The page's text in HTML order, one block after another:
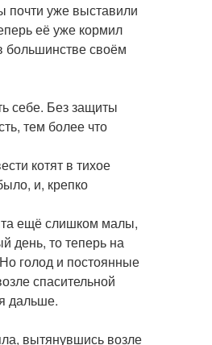
почти уже выставили
её уже кормил
большинстве своём
себе. Без защиты
тем более что
котят в тихое
и, крепко
ещё слишком малы,
день, то теперь на
голод и постоянные
спасительной
дальше.
вытянувшись возле